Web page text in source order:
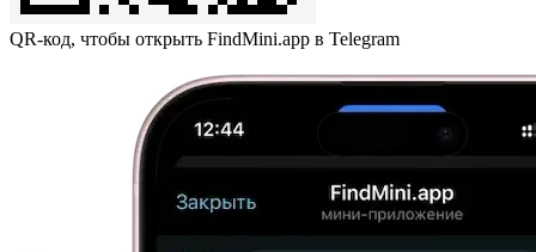
QR-код, чтобы открыть FindMini.app в Telegram